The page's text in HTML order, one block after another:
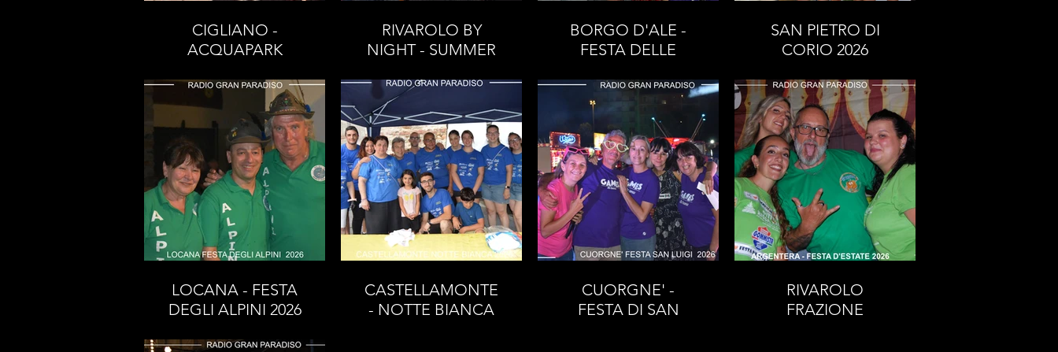
CIGLIANO -
ACQUAPARK
RIVAROLO BY
NIGHT - SUMMER
BORGO D'ALE -
FESTA DELLE
SAN PIETRO DI
CORIO 2026
LOCANA - FESTA
DEGLI ALPINI 2026
CASTELLAMONTE
- NOTTE BIANCA
CUORGNE' -
FESTA DI SAN
RIVAROLO
FRAZIONE